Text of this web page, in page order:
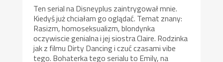
Ten serial na Disneyplus zaintrygował mnie.
Kiedyś już chciałam go oglądać. Temat znany:
Rasizm, homoseksualizm, blondynka
oczywiscie genialna i jej siostra Claire. Rodzinka
jak z filmu Dirty Dancing i czuć czasami vibe
tego. Bohaterka tego serialu to Emily, na